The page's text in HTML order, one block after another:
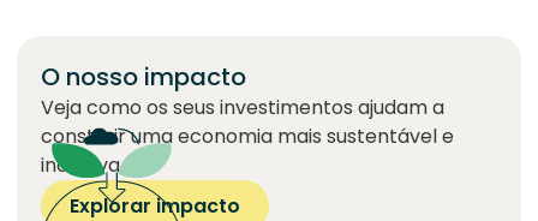
O nosso impacto
Veja como os seus investimentos ajudam a
construir uma economia mais sustentável e
inclusiva.
Explorar impacto